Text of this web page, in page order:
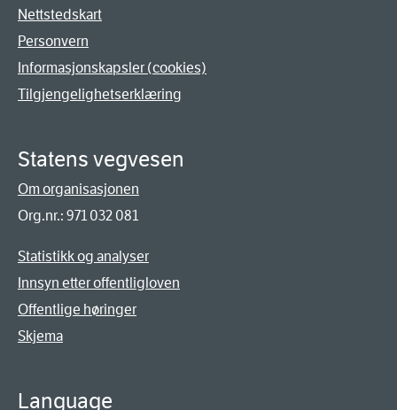
Nettstedskart
Personvern
Informasjonskapsler (cookies)
Tilgjengelighetserklæring
Statens vegvesen
Om organisasjonen
Org.nr.: 971 032 081
Statistikk og analyser
Innsyn etter offentligloven
Offentlige høringer
Skjema
Language